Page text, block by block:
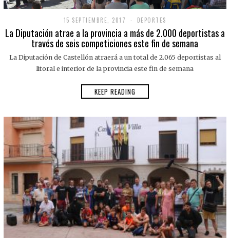
15 SEPTIEMBRE, 2017 DEPORTES
La Diputación atrae a la provincia a más de 2.000 deportistas a
través de seis competiciones este fin de semana
La Diputación de Castellón atraerá a un total de 2.065 deportistas al
litoral e interior de la provincia este fin de semana
KEEP READING